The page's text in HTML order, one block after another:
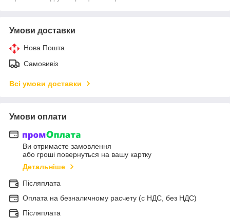
Умови доставки
Нова Пошта
Самовивіз
Всі умови доставки
Умови оплати
Ви отримаєте замовлення
або гроші повернуться на вашу картку
Детальніше
Післяплата
Оплата на безналичному расчету (с НДС, без НДС)
Післяплата